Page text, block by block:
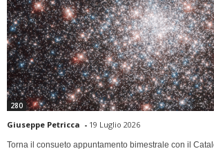
280
Giuseppe Petricca - 19 Luglio 2026
Torna il consueto appuntamento bimestrale con il